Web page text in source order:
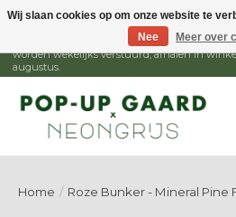
1 - 15 augustus is de winkel gesloten,
worden wekelijks verstuurd, afhalen in
augustus.
Home / Roze Bunker - Mineral Pine
Wij slaan cookies op om onze website te
Nee
Meer over